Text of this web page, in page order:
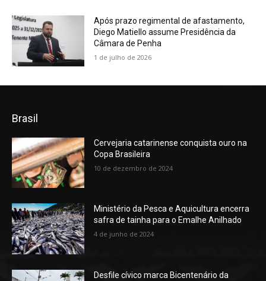
Após prazo regimental de afastamento,
Diego Matiello assume Presidência da
Câmara de Penha
1 de julho de 2026
Brasil
Cervejaria catarinense conquista ouro na
Copa Brasileira
10 de dezembro de 2024
Ministério da Pesca e Aquicultura encerra
safra de tainha para o Emalhe Anilhado
4 de junho de 2024
Desfile cívico marca Bicentenário da